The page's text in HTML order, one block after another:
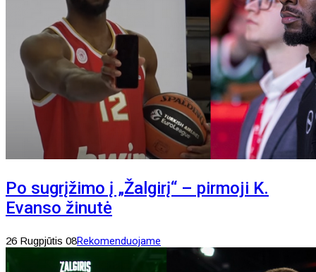
Po sugrįžimo į „Žalgirį“ – pirmoji K.
Evanso žinutė
26 Rugpjūtis 08Rekomenduojame